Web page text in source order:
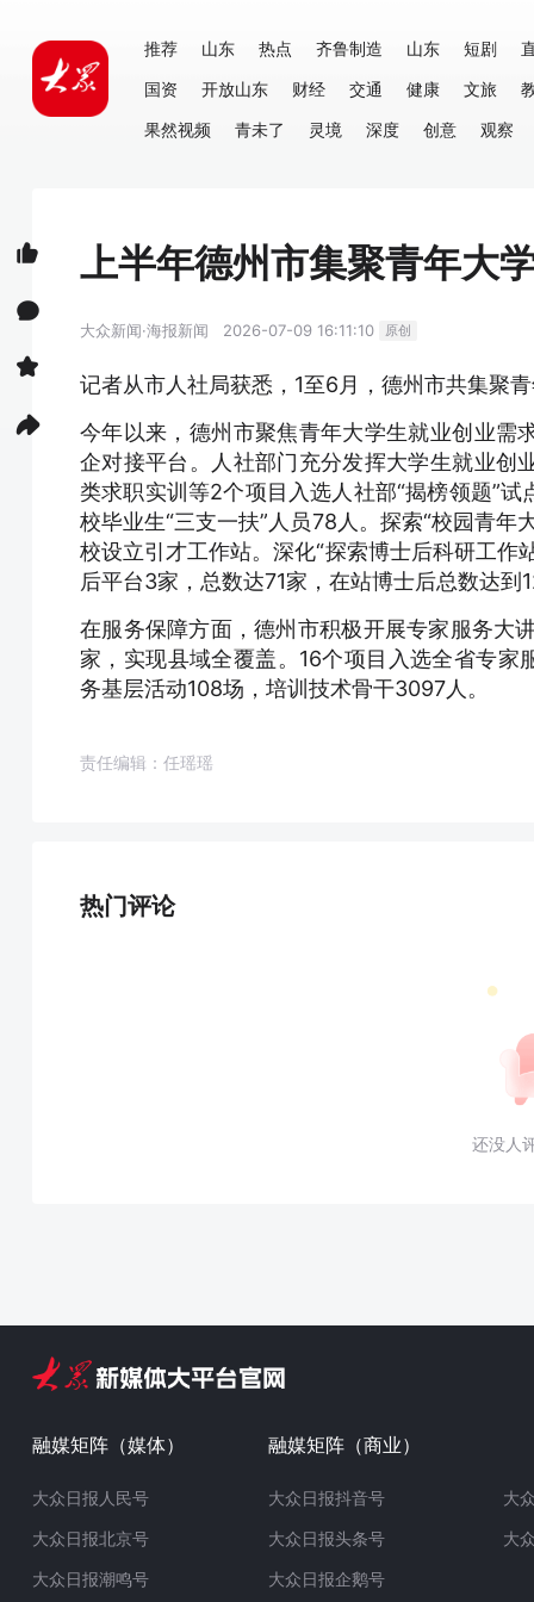
推荐 山东 热点 齐鲁制造 山东 短剧
国资
开放山东 财经 交通 健康 文旅
果然视频
青未了 灵境 深度 创意 观察
上半年德州市集聚青年大
大众新闻·海报新闻 2026-07-09 16:11:10 原创
记者从市人社局获悉，1至6月，德州市共集聚
今年以来，德州市聚焦青年大学生就业创业需
企对接平台。人社部门充分发挥大学生就业创
类求职实训等2个项目入选人社部“揭榜领题”
校毕业生“三支一扶”人员78人。探索“校园青
校设立引才工作站。深化“探索博士后科研工作
后平台3家，总数达71家，在站博士后总数达到
在服务保障方面，德州市积极开展专家服务大
家，实现县域全覆盖。16个项目入选全省专
务基层活动108场，培训技术骨干3097人。
责任编辑：任瑶瑶
热门评论
还没人
融媒矩阵（媒体）
大众日报人民号
大众日报北京号
大众日报潮鸣号
融媒矩阵（商业）
大众日报抖音号
大众日报头条号
大众日报企鹅号
大
大